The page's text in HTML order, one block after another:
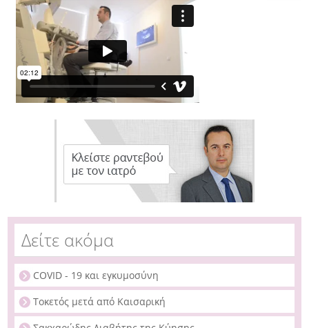
Δείτε ακόμα
COVID - 19 και εγκυμοσύνη
Τοκετός μετά από Καισαρική